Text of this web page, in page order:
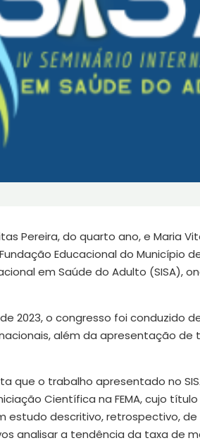
Pereira, do quarto ano, e Maria
Educacional do Município
em Saúde do Adulto (SISA),
2023, o congresso foi conduzido
além da apresentação de
que o trabalho apresentado no
Científica na FEMA, cujo
estudo descritivo, retrospectivo,
analisar a tendência da taxa de